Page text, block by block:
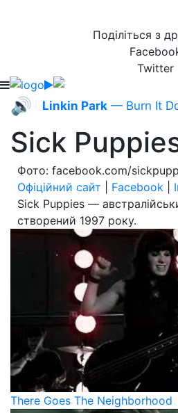
Поділіться з
Twitter
🔊 Linkin Park — Burn It
Sick
Фото: facebook.com/
Офіційний сайт
Facebook
Sick Puppies —
створений 1997 року.
There Goes The Neighborhood